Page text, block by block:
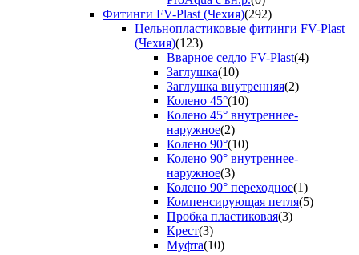
Фитинги FV-Plast (Чехия)(292)
Цельнопластиковые фитинги FV-Plast
(Чехия)(123)
Вварное седло FV-Plast(4)
Заглушка(10)
Заглушка внутренняя(2)
Колено 45°(10)
Колено 45° внутреннее-
наружное(2)
Колено 90°(10)
Колено 90° внутреннее-
наружное(3)
Колено 90° переходное(1)
Компенсирующая петля(5)
Пробка пластиковая(3)
Крест(3)
Муфта(10)